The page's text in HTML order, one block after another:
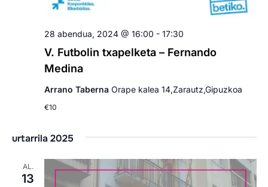
V. Futbolin txapelketa – Fernando
Medina
28 abendua, 2024 @ 16:00 - 17:30
Arrano Taberna Orape kalea 14,Zarautz,Gipuzkoa
€10
urtarrila 2025
AL.
13